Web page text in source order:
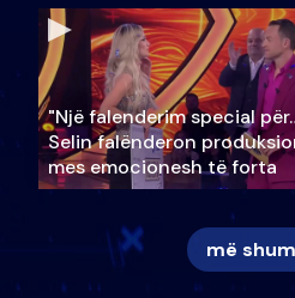
"Një falenderim special
Selin falënderon
mes emocionesh të forta
më